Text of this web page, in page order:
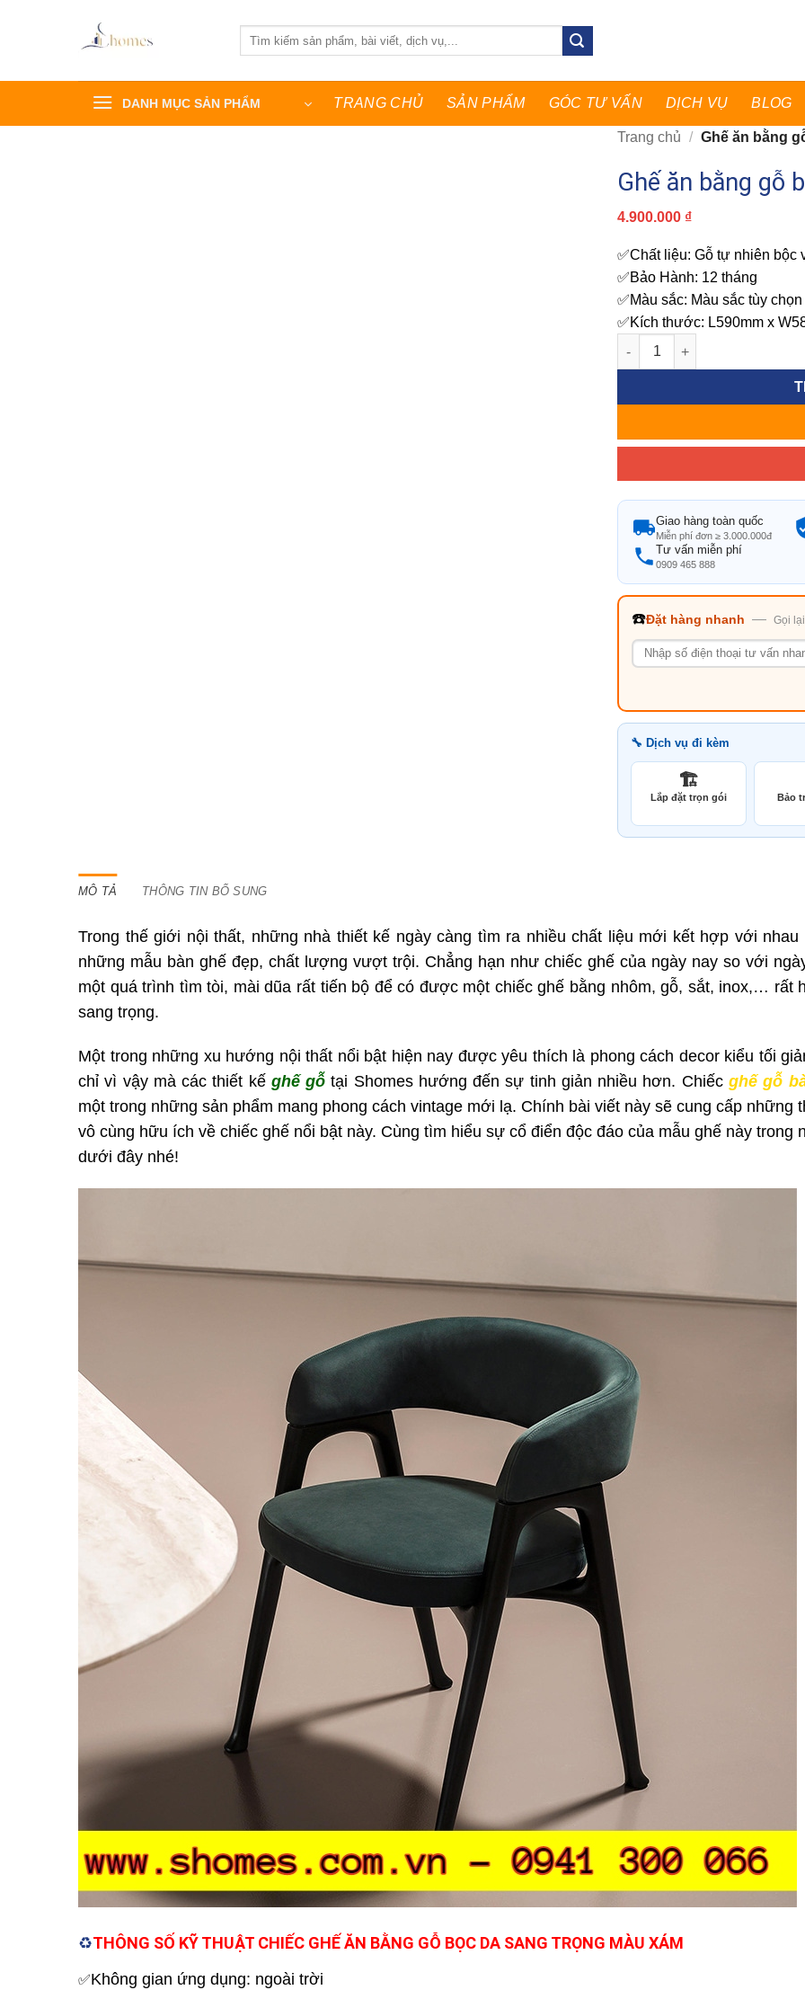
dung
DANH MỤC SẢN PHẨM TRANG CHỦ SẢN PHẨM GÓC TƯ VẤN DỊCH VỤ BLOG
Trang chủ / Ghế ăn bằng
Ghế ăn bằng gỗ
4.900.000 ₫
✅Chất liệu: Gỗ tự nhiên bộc
✅Bảo Hành: 12 tháng
✅Màu sắc: Màu sắc tùy chọn
✅Kích thước: L590mm x
Ghế ăn bằng gỗ bọc da sang
Giao hàng toàn quốc
Miễn phí đơn ≥ 3.000.000đ
Tư vấn miễn phí
0909 465 888
☎️Đặt hàng nhanh — Gọi
🔧 Dịch vụ đi kèm
🏗️
Lắp đặt trọn gói Bảo
MÔ TẢ THÔNG TIN BỔ SUNG
Trong thế giới nội thất, những nhà thiết kế ngày càng tìm ra nhiều chất liệu mới kết hợp với nhau
những mẫu bàn ghế đẹp, chất lượng vượt trội. Chẳng hạn như chiếc ghế của ngày nay so với
một quá trình tìm tòi, mài dũa rất tiến bộ để có được một chiếc ghế bằng nhôm, gỗ, sắt, inox,… rất
sang trọng.
Một trong những xu hướng nội thất nổi bật hiện nay được yêu thích là phong cách decor kiểu tối
chỉ vì vậy mà các thiết kế ghế gỗ tại Shomes hướng đến sự tinh giản nhiều hơn. Chiếc ghế gỗ
một trong những sản phẩm mang phong cách vintage mới lạ. Chính bài viết này sẽ cung cấp những
vô cùng hữu ích về chiếc ghế nổi bật này. Cùng tìm hiểu sự cổ điển độc đáo của mẫu ghế này trong
dưới đây nhé!
♻️THÔNG SỐ KỸ THUẬT CHIẾC GHẾĂN BẰNG GỖ BỌC DA SANG TRỌNG MÀU XÁM
✅Không gian ứng dụng: ngoài trời